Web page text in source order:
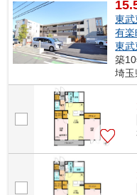
東武
有楽
東武
築
埼玉